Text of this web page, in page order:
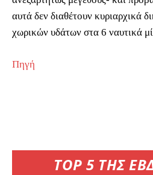
TOP 5 ΤΗΣ
αυτά δεν διαθέτουν κυριαρχικά
χωρικών υδάτων στα 6 ναυτικά
Πηγή